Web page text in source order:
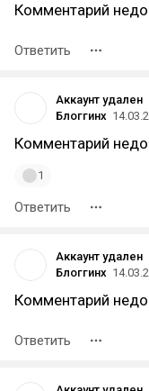
Комментарий
Ответить
Аккаунт удален
Блоггинх
Комментарий
1
Ответить
Аккаунт удален
Блоггинх
Комментарий
Ответить